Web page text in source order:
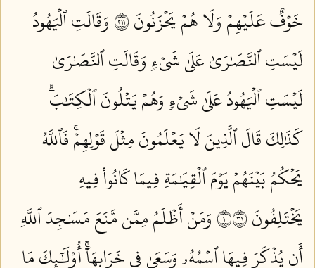
خَوۡفٌ عَلَيۡهِمۡ وَلَا هُمۡ يَحۡزَنُونَ ١١٢
وَقَالَتِ ٱلۡيَهُودُ
لَيۡسَتِ ٱلنَّصَٰرَىٰ عَلَىٰ شَيۡءٖ وَقَالَتِ ٱلنَّصَٰرَىٰ
لَيۡسَتِ ٱلۡيَهُودُ عَلَىٰ شَيۡءٖ وَهُمۡ يَتۡلُونَ ٱلۡكِتَٰبَۗ
كَذَٰلِكَ قَالَ ٱلَّذِينَ لَا يَعۡلَمُونَ مِثۡلَ قَوۡلِهِمۡۚ فَٱللَّهُ
يَحۡكُمُ بَيۡنَهُمۡ يَوۡمَ ٱلۡقِيَٰمَةِ فِيمَا كَانُواْ فِيهِ
يَخۡتَلِفُونَ ١١٣
وَمَنۡ أَظۡلَمُ مِمَّن مَّنَعَ مَسَٰجِدَ ٱللَّهِ
أَن يُذۡكَرَ فِيهَا ٱسۡمُهُۥ وَسَعَىٰ فِي خَرَابِهَآۚ أُوْلَٰٓئِكَ مَا